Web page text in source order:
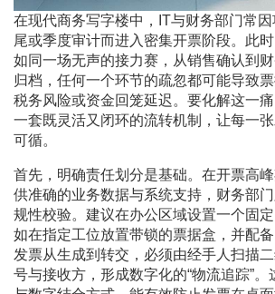
在现代商务写字楼中，IT与财务部门常
尾或季度审计而进入密集开票阶段。此
如同一场无声的接力赛，从销售确认到
归档，任何一个环节的疏忽都可能导致
税务风险或资金回笼延迟。要化解这一
一套既灵活又闭环的流转机制，让每一
可循。
首先，明确责任划分是基础。在开票高
供准确的业务数据与系统支持，财务部
规性校验。建议在办公区域设置一个固
如在指定工位放置带锁的票据盒，并配
发票从生成到转交，必须由经手人扫描
号与接收方，形成数字化的“物流追踪”